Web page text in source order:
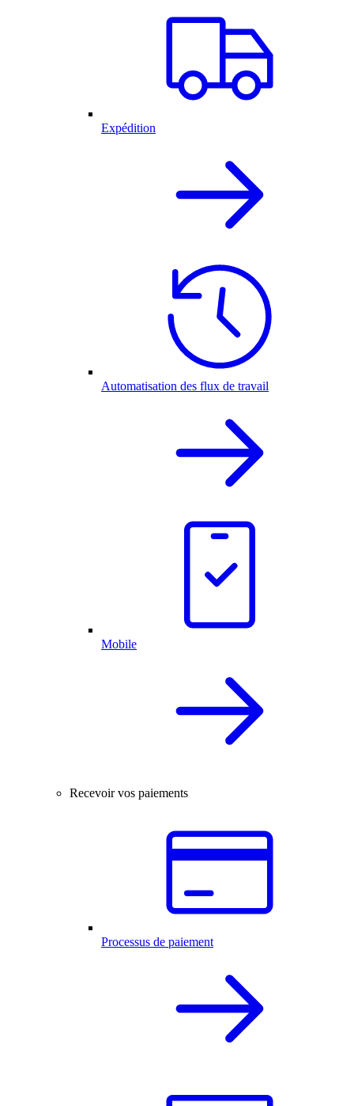
Expédition
Automatisation des flux de travail
Mobile
Recevoir vos paiements
Processus de paiement